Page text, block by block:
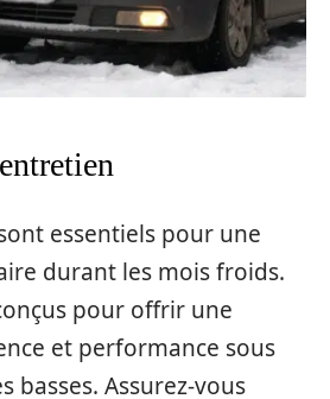
essentiels pour une
durant les mois froids.
pour offrir une
et performance sous
basses. Assurez-vous